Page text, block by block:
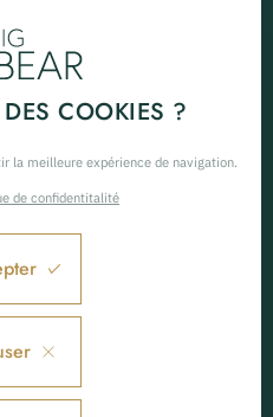
06 68 49 22 33
Nous suivre
COOKIES ?
la meilleure expérience de navigation.
de confidentitalité